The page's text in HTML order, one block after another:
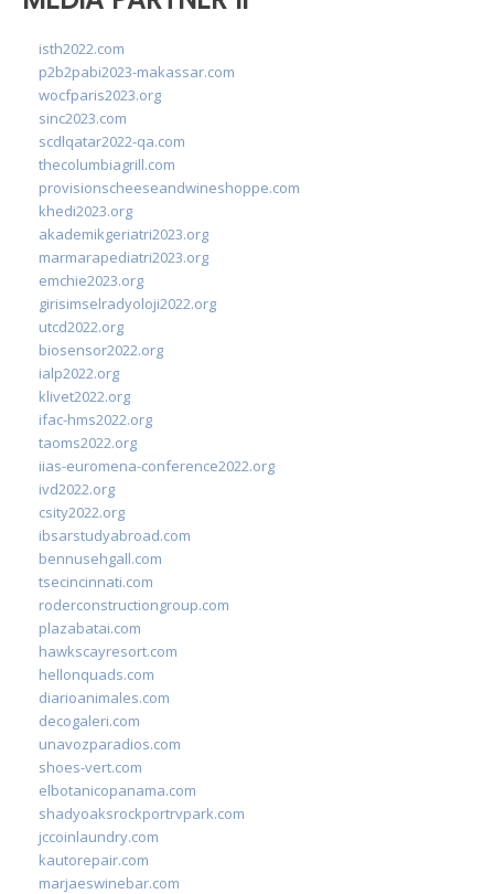
isth2022.com
p2b2pabi2023-makassar.com
wocfparis2023.org
sinc2023.com
scdlqatar2022-qa.com
thecolumbiagrill.com
provisionscheeseandwineshoppe.com
khedi2023.org
akademikgeriatri2023.org
marmarapediatri2023.org
emchie2023.org
girisimselradyoloji2022.org
utcd2022.org
biosensor2022.org
ialp2022.org
klivet2022.org
ifac-hms2022.org
taoms2022.org
iias-euromena-conference2022.org
ivd2022.org
csity2022.org
ibsarstudyabroad.com
bennusehgall.com
tsecincinnati.com
roderconstructiongroup.com
plazabatai.com
hawkscayresort.com
hellonquads.com
diarioanimales.com
decogaleri.com
unavozparadios.com
shoes-vert.com
elbotanicopanama.com
shadyoaksrockportrvpark.com
jccoinlaundry.com
kautorepair.com
marjaeswinebar.com